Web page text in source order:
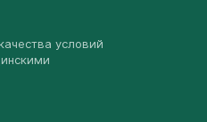
условий